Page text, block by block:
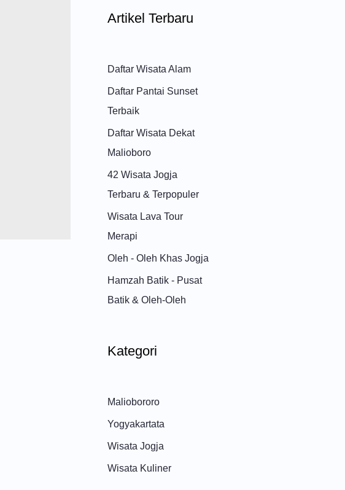
Artikel Terbaru
Daftar Wisata Alam
Daftar Pantai Sunset
Terbaik
Daftar Wisata Dekat
Malioboro
42 Wisata Jogja
Terbaru & Terpopuler
Wisata Lava Tour
Merapi
Oleh - Oleh Khas Jogja
Hamzah Batik - Pusat
Batik & Oleh-Oleh
Kategori
Maliobororo
Yogyakartata
Wisata Jogja
Wisata Kuliner